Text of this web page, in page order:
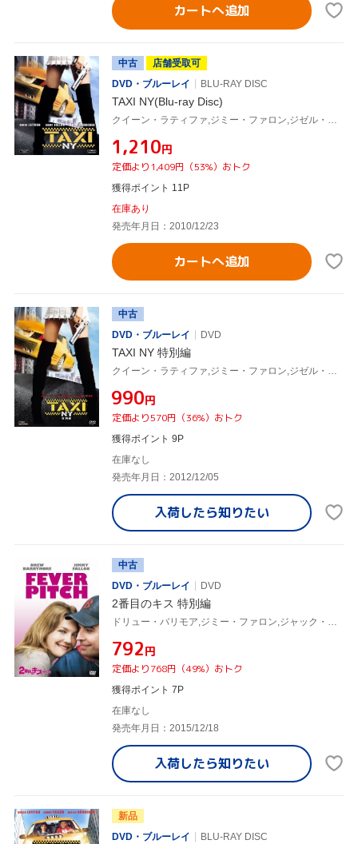
カートへ追加
中古
店舗受取可
DVD・ブルーレイ
BLU-RAY DISC
TAXI NY(Blu-ray Disc)
¥1,210円
定価より1,409円（53%）おトク
獲得ポイント 11P
在庫あり
発売年月日：2010/12/23
カートへ追加
中古
DVD・ブルーレイ
DVD
TAXI NY 特別編
¥990円
定価より570円（36%）おトク
獲得ポイント 9P
在庫なし
発売年月日：2012/12/05
入荷したら知りたい
中古
DVD・ブルーレイ
DVD
2番目のキス 特別編
¥792円
定価より768円（49%）おトク
獲得ポイント 7P
在庫なし
発売年月日：2015/12/18
入荷したら知りたい
新品
DVD・ブルーレイ
BLU-RAY DISC